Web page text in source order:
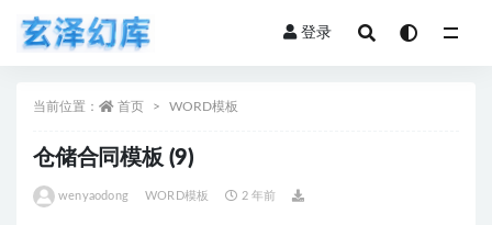
登录
当前位置： 首页 WORD模板
仓储合同模板 (9)
wenyaodong WORD模板 2 年前